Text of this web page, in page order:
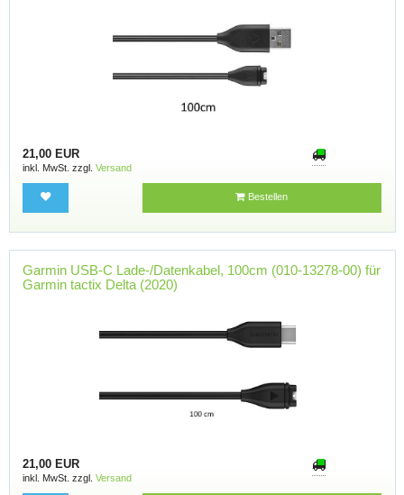
21,00 EUR
inkl. MwSt. zzgl. Versand
Bestellen
Garmin USB-C Lade-/Datenkabel, 100cm (010-13278-00) für
Garmin tactix Delta (2020)
21,00 EUR
inkl. MwSt. zzgl. Versand